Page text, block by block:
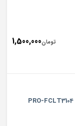
تومان1,500,000